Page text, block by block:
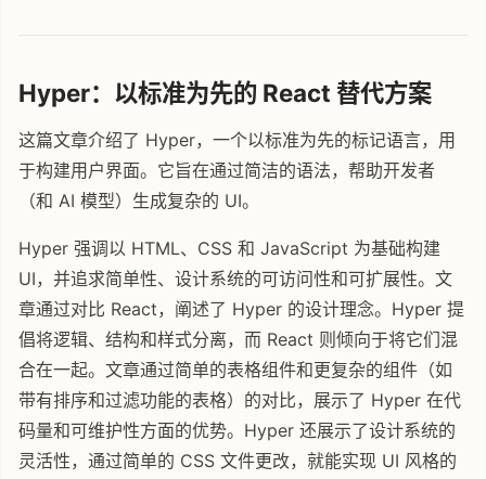
Hyper：以标准为先的 React 替代方案
这篇文章介绍了 Hyper，一个以标准为先的标记语言，用
于构建用户界面。它旨在通过简洁的语法，帮助开发者
（和 AI 模型）生成复杂的 UI。
Hyper 强调以 HTML、CSS 和 JavaScript 为基础构建
UI，并追求简单性、设计系统的可访问性和可扩展性。文
章通过对比 React，阐述了 Hyper 的设计理念。Hyper 提
倡将逻辑、结构和样式分离，而 React 则倾向于将它们混
合在一起。文章通过简单的表格组件和更复杂的组件（如
带有排序和过滤功能的表格）的对比，展示了 Hyper 在代
码量和可维护性方面的优势。Hyper 还展示了设计系统的
灵活性，通过简单的 CSS 文件更改，就能实现 UI 风格的